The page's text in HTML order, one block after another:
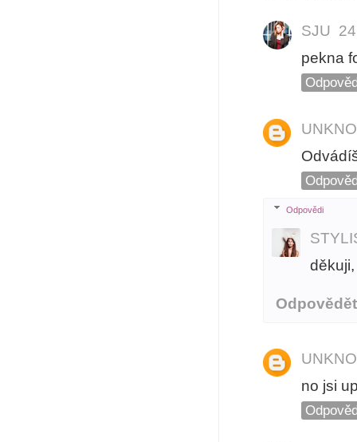
SJU
pekna
Odpovědi
Odpovědět
no jsi